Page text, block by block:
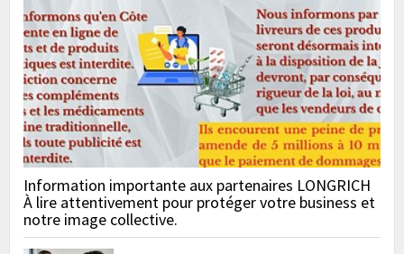
Information importante aux partenaires LONGRICH
À lire attentivement pour protéger votre business et
notre image collective.